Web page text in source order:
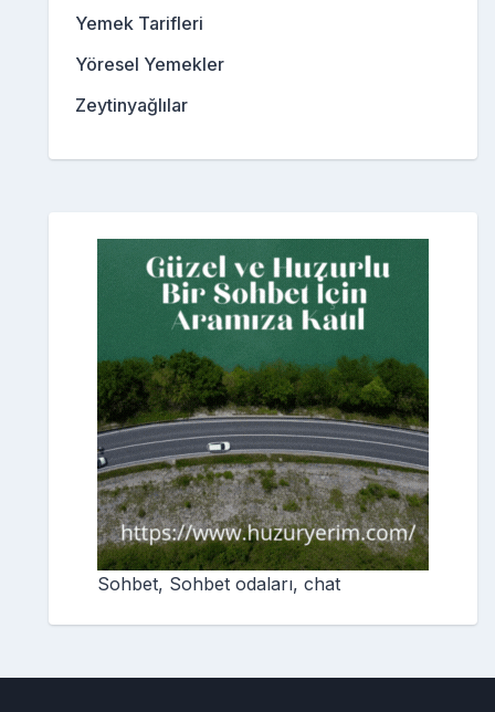
Yemek Tarifleri
Yöresel Yemekler
Zeytinyağlılar
Sohbet, Sohbet odaları, chat